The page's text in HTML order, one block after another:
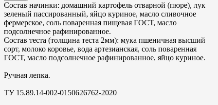
Состав начинки: домашний картофель отварной (пюре), лук
зеленый пассированный, яйцо куриное, масло сливочное
фермерское, соль поваренная пищевая ГОСТ, масло
подсолнечное рафинированное.
Состав теста (толщина теста 2мм): мука пшеничная высший
сорт, молоко коровье, вода артезианская, соль поваренная
ГОСТ, масло подсолнечное рафинированное, яйцо куриное.
Ручная лепка.
ТУ 15.89.14-002-0150626762-2020